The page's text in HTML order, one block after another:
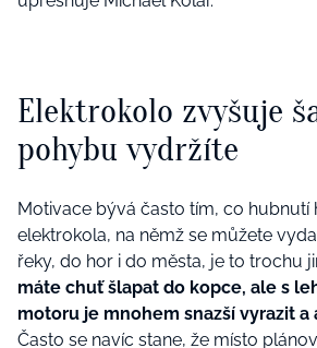
Elektrokolo zvyšuje
pohybu vydržíte
Motivace bývá často tím, co hubnutí
elektrokola, na němž se můžete
řeky, do hor i do města, je to trochu
máte chuť šlapat do kopce, ale s
motoru je mnohem snazší vyrazit a
Často se navíc stane, že místo